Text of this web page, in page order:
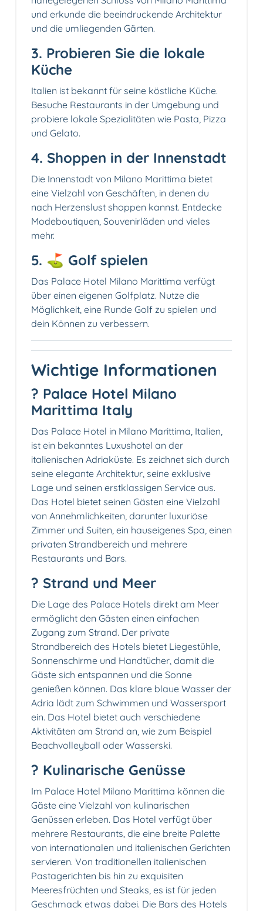
und erkunde die beeindruckende Architektur
und die umliegenden Gärten.
3. Probieren Sie die lokale
Küche
Italien ist bekannt für seine köstliche Küche.
Besuche Restaurants in der Umgebung und
probiere lokale Spezialitäten wie Pasta, Pizza
und Gelato.
4.️ Shoppen in der Innenstadt
Die Innenstadt von Milano Marittima bietet
eine Vielzahl von Geschäften, in denen du
nach Herzenslust shoppen kannst. Entdecke
Modeboutiquen, Souvenirläden und vieles
mehr.
5. ⛳ Golf spielen
Das Palace Hotel Milano Marittima verfügt
über einen eigenen Golfplatz. Nutze die
Möglichkeit, eine Runde Golf zu spielen und
dein Können zu verbessern.
Wichtige Informationen
? Palace Hotel Milano
Marittima Italy
Das Palace Hotel in Milano Marittima, Italien,
ist ein bekanntes Luxushotel an der
italienischen Adriaküste. Es zeichnet sich durch
seine elegante Architektur, seine exklusive
Lage und seinen erstklassigen Service aus.
Das Hotel bietet seinen Gästen eine Vielzahl
von Annehmlichkeiten, darunter luxuriöse
Zimmer und Suiten, ein hauseigenes Spa, einen
privaten Strandbereich und mehrere
Restaurants und Bars.
? Strand und Meer
Die Lage des Palace Hotels direkt am Meer
ermöglicht den Gästen einen einfachen
Zugang zum Strand. Der private
Strandbereich des Hotels bietet Liegestühle,
Sonnenschirme und Handtücher, damit die
Gäste sich entspannen und die Sonne
genießen können. Das klare blaue Wasser der
Adria lädt zum Schwimmen und Wassersport
ein. Das Hotel bietet auch verschiedene
Aktivitäten am Strand an, wie zum Beispiel
Beachvolleyball oder Wasserski.
?️ Kulinarische Genüsse
Im Palace Hotel Milano Marittima können die
Gäste eine Vielzahl von kulinarischen
Genüssen erleben. Das Hotel verfügt über
mehrere Restaurants, die eine breite Palette
von internationalen und italienischen Gerichten
servieren. Von traditionellen italienischen
Pastagerichten bis hin zu exquisiten
Meeresfrüchten und Steaks, es ist für jeden
Geschmack etwas dabei. Die Bars des Hotels